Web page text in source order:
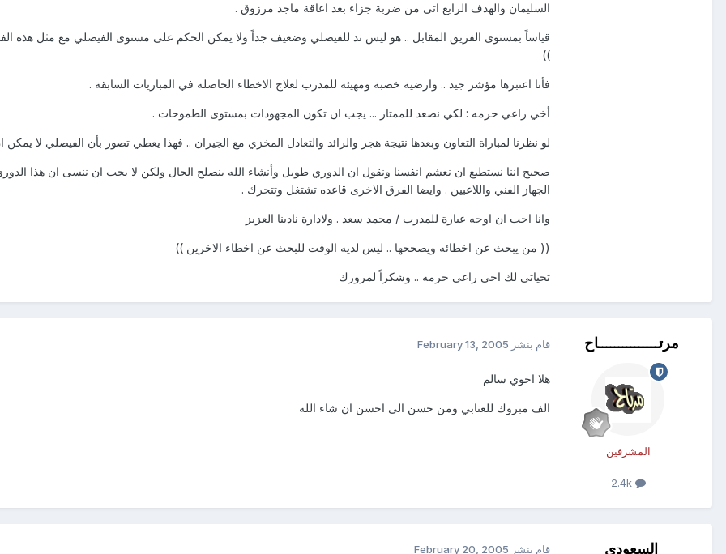
السليمان والهدف الرابع اتى من ضربة جزاء بعد اعاقة ماجد مرزوق .
قياساً بمستوى الفريق المقابل .. هو ليس ند للفيصلي وضعيف جداً ولا يمكن الحكم على مستوى الفيصلي مع مثل هذه
))
فأنا اعتبرها مؤشر جيد .. وارضية خصبة ومهيئة للمدرب لعلاج الاخطاء الحاصلة في المباريات السابقة .
أخي راعي حرمه : لكي نصعد للممتاز ... يجب ان تكون المجهودات بمستوى الطموحات .
لو نظرنا لمباراة التعاون وبعدها نتيجة هجر والرائد والتعادل المخزي مع الجيران .. فهذا يعطي تصور بأن الفيصلي لا
صحيح اننا نستطيع ان نعشم انفسنا ونقول ان الدوري طويل وأنشاء الله ينصلح الحال ولكن لا يجب ان ننسى ان هذا
الجهاز الفني واللاعبين . وايضا الفرق الاخرى قاعده تشتغل وتتحرك .
وانا احب ان اوجه عبارة للمدرب / محمد سعد . ولادارة نادينا العزيز
(( من يبحث عن اخطائه ويصححها .. ليس لديه الوقت للبحث عن اخطاء الاخرين ))
تحياتي لك اخي راعي حرمه .. وشكراً لمرورك
مرتـــــــــــــــاح
المشرفين
2.4k
قام بنشر February 13, 2005
هلا اخوي سالم
الف مبروك للعنابي ومن حسن الى احسن ان شاء الله
السعودي قام بنشر February 20, 2005